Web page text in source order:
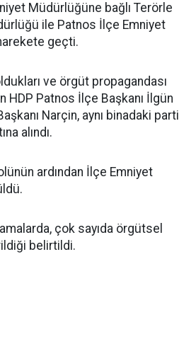
Müdürlüğüne bağlı Terörle
ile Patnos İlçe Emniyet
geçti.
ve örgüt propagandası
HDP Patnos İlçe Başkanı İlgün
Narçin, aynı binadaki parti
alındı.
ardından İlçe Emniyet
çok sayıda örgütsel
belirtildi.